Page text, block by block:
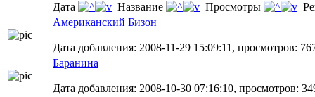
Дата Название Просмотры
Американский Бизон
Дата добавления: 2008-11-29 15:09:11, просмотров:
Баранина
Дата добавления: 2008-10-30 07:16:10, просмотров: